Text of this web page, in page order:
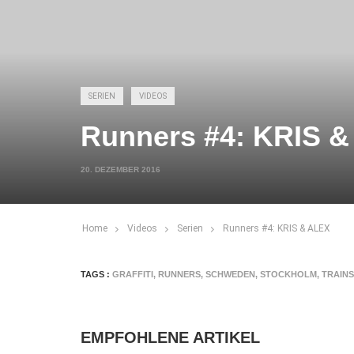
SERIEN VIDEOS
Runners #4: KRIS
20. DEZEMBER 2016
Home Videos Serien Runners #4: KRIS & ALEX
TAGS : GRAFFITI, RUNNERS, SCHWEDEN, STOCKHOLM, TRAINS
EMPFOHLENE ARTIKEL